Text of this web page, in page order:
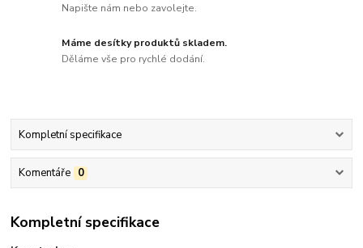
Napište nám nebo zavolejte.
Máme desítky produktů skladem.
Děláme vše pro rychlé dodání.
Kompletní specifikace
Komentáře 0
Kompletní specifikace